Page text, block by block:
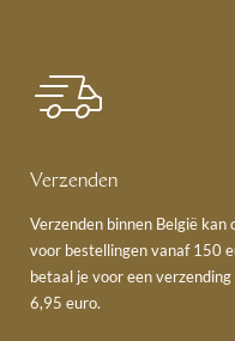
Verzenden
Verzenden binnen België
voor bestellingen vanaf 150
betaal je voor een
6,95 euro.